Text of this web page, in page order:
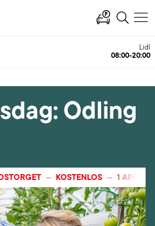
Lidl
08:00-20:00
Odling
— KOSTENLOS — 1 APRIL